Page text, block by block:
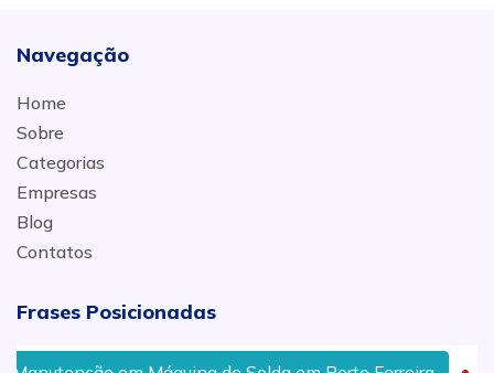
Navegação
Home
Sobre
Categorias
Empresas
Blog
Contatos
Frases Posicionadas